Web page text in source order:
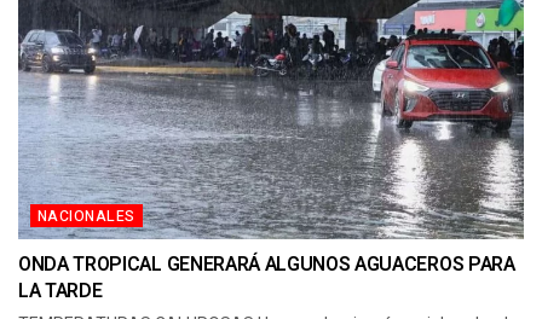
NACIONALES
ONDA TROPICAL GENERARÁ ALGUNOS AGUACEROS PARA
LA TARDE